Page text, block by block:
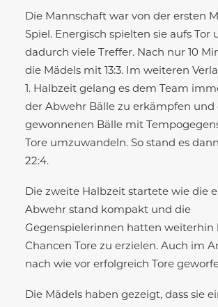
Die Mannschaft war von der ersten
Spiel. Energisch spielten sie aufs Tor
dadurch viele Treffer. Nach nur 10
die Mädels mit 13:3. Im weiteren
1. Halbzeit gelang es dem Team
der Abwehr Bälle zu erkämpfen und
gewonnenen Bälle mit
Tore umzuwandeln. So stand es
22:4.
Die zweite Halbzeit startete wie die
Abwehr stand kompakt und die
Gegenspielerinnen hatten weiterhin
Chancen Tore zu erzielen. Auch im
nach wie vor erfolgreich Tore
Die Mädels haben gezeigt, dass sie